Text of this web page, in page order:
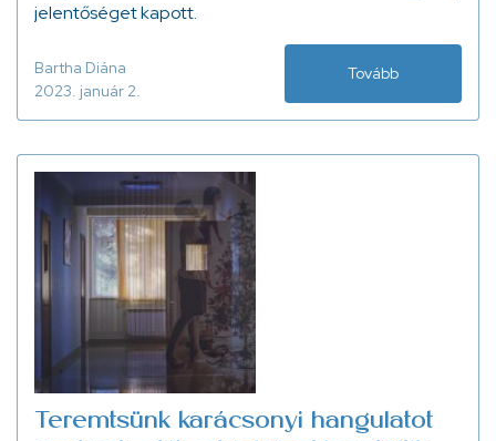
jelentőséget kapott.
Bartha Diána
2023. január 2.
Tovább
Teremtsünk karácsonyi hangulatot